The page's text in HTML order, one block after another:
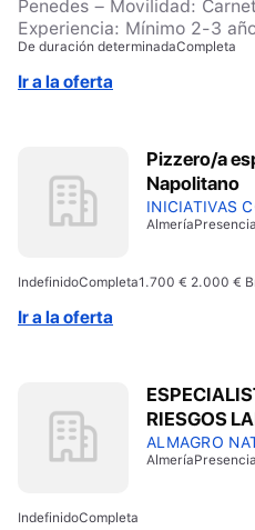
clientela internacional.
Penedes – Movilidad:
Experiencia: Mínimo 2-3
de limpieza industrial o
operativos. – Experiencia
de cuentas y atención al
Agrónoma o similar. –
Normativas de inocuidad
IFS, BRC) y manejo de
industriales.
De duración determinadaCompleta
Ir a la oferta
Pizzero/a
Napolitano
INICIATIVAS
Almería
IndefinidoCompleta1.700 € 2.000 €
Ir a la oferta
RIESGOS
ALMAGRO
Almería
IndefinidoCompleta